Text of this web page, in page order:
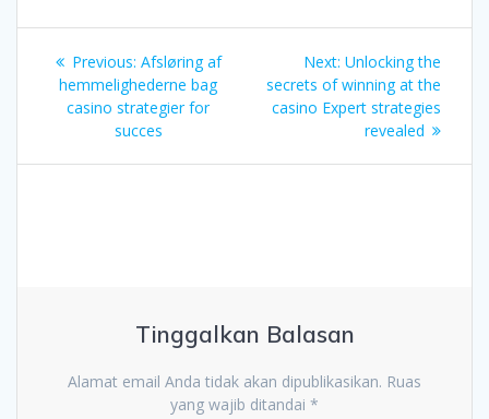
Navigasi
pos
Previous: Previous
post:
Afsløring af
hemmelighederne bag
casino strategier for
succes
Next: Next
post:
Unlocking the
secrets of winning at the
casino Expert strategies
revealed
Tinggalkan Balasan
Alamat email Anda tidak akan dipublikasikan. Ruas
yang wajib ditandai *